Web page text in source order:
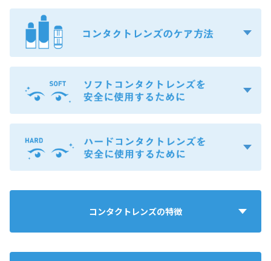
コンタクトレンズの特徴